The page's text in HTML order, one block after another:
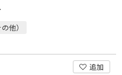
他）
追加